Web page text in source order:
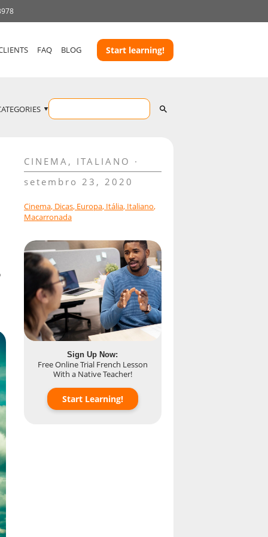
FAQ BLOG Start learning!
CINEMA , ITALIANO
setembro 23, 2020
Cinema, Dicas, Europa, Itália, Italiano,
Macarronada
Sign Up Now:
Free Online Trial French Lesson
With a Native Teacher!
Start Learning!